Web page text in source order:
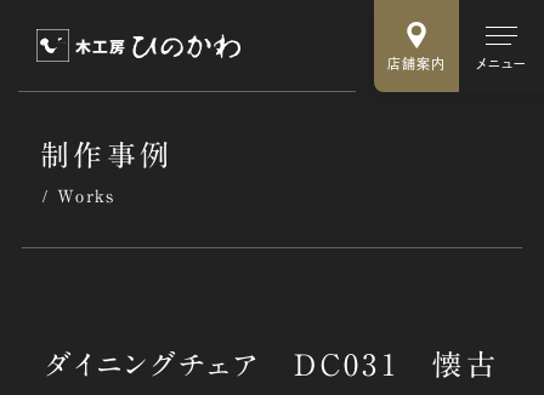
店舗案内 メニュー
制作事例
Works